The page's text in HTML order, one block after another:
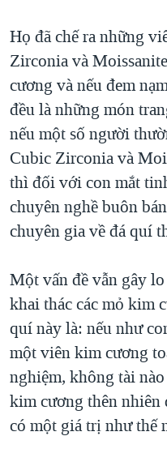
Họ đã chế ra những
Zirconia và
cương và nếu đem
đều là những món
nếu một số người
Cubic Zirconia và
thì đối với con mắt
chuyên nghề buôn
chuyên gia về đá quí
Một vấn đề vẫn gây
khai thác các mỏ kim
quí này là: nếu như
một viên kim cương
nghiệm, không tài
kim cương thên
có một giá trị như thế